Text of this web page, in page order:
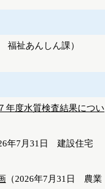
福祉あんしん課）
年度水質検査結果につい
年7月31日
建設住宅
（2026年7月31日
農業